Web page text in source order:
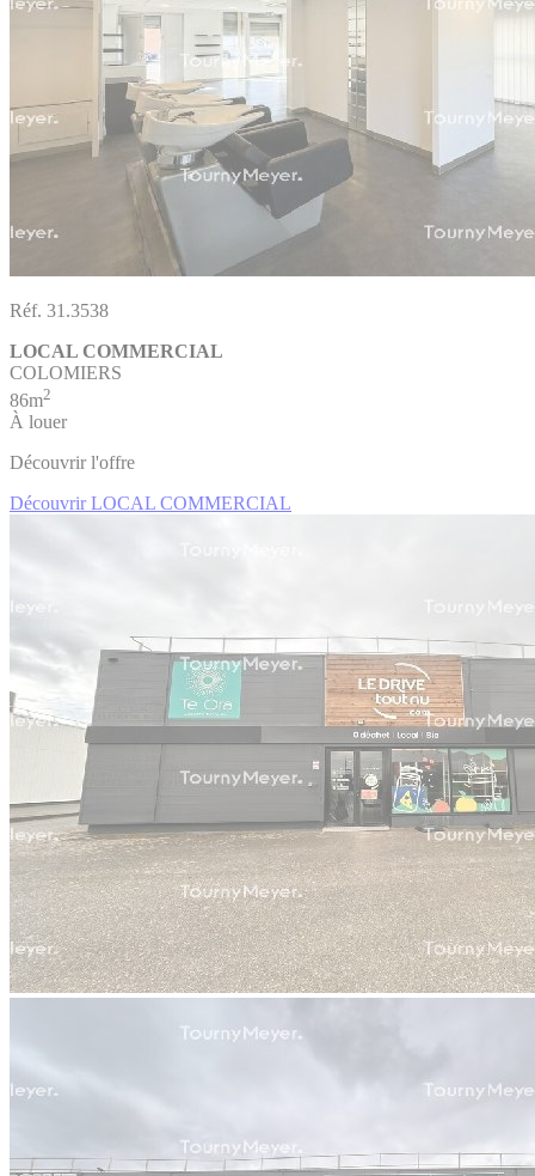
Réf. 31.3538
LOCAL COMMERCIAL
COLOMIERS
86m2
À louer
Découvrir l'offre
Découvrir LOCAL COMMERCIAL